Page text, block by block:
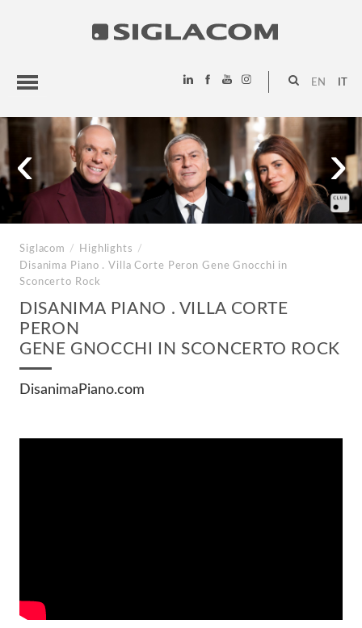
EN
HIGHLIGHTS
PROGETTI
SIGLACOM
‹ ›
Siglacom / Highlights
/
Disanima Piano . Villa Corte Peron Gene Gnocchi in
Sconcerto Rock
DISANIMA PIANO . VILLA CORTE
PERON
GENE GNOCCHI IN SCONCERTO ROCK
DisanimaPiano.com